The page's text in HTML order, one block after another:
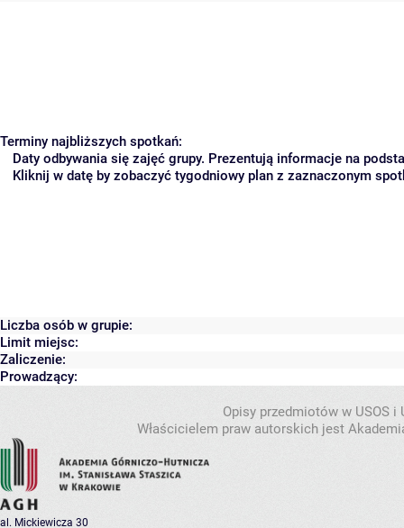
Terminy najbliższych spotkań:
Daty odbywania się zajęć grupy. Prezentują informacje na
Kliknij w datę by zobaczyć tygodniowy plan z zaznaczonym
Liczba osób w grupie:
Limit miejsc:
Zaliczenie:
Prowadzący:
Opisy przedmiotów w USOS
Właścicielem praw autorskich jest
al. Mickiewicza 30